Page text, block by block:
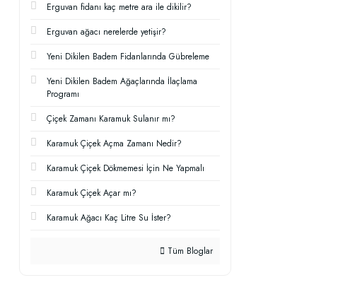
Erguvan fidanı kaç metre ara ile dikilir?
Erguvan ağacı nerelerde yetişir?
Yeni Dikilen Badem Fidanlarında Gübreleme
Yeni Dikilen Badem Ağaçlarında İlaçlama
Programı
Çiçek Zamanı Karamuk Sulanır mı?
Karamuk Çiçek Açma Zamanı Nedir?
Karamuk Çiçek Dökmemesi İçin Ne Yapmalı
Karamuk Çiçek Açar mı?
Karamuk Ağacı Kaç Litre Su İster?
Tüm Bloglar